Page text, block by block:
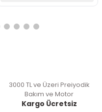
3000 TL ve Üzeri Preiyodik
Bakım ve Motor
Kargo Ücretsiz